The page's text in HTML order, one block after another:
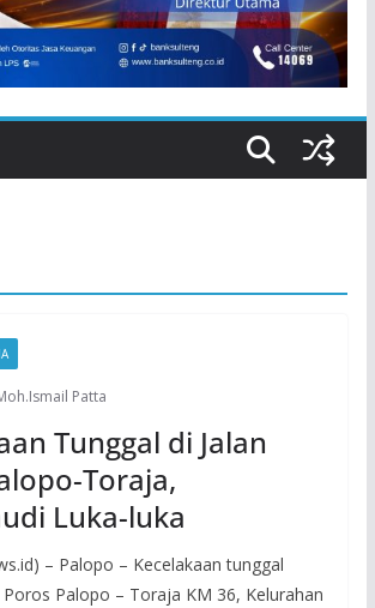
Patta
Tunggal di Jalan
Toraja,
Luka-luka
– Palopo – Kecelakaan tunggal
Palopo – Toraja KM 36, Kelurahan